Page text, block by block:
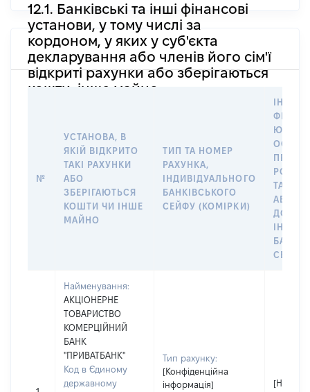
12.1. Банківські та інші фінансові
установи, у тому числі за
кордоном, у яких у суб'єкта
декларування або членів його сім'ї
відкриті рахунки або зберігаються
кошти, інше майно
№
УСТАНОВА, В
ЯКІЙ ВІДКРИТО
ТАКІ РАХУНКИ
АБО
ЗБЕРІГАЮТЬСЯ
КОШТИ ЧИ ІНШЕ
МАЙНО
ТИП ТА НОМЕР
РАХУНКА,
ІНДИВІДУАЛЬНОГО
БАНКІВСЬКОГО
СЕЙФУ (КОМІРКИ)
ПРАВО
ТАКИМ
АБО
ДО
СЕЙФУ
Найменування:
АКЦІОНЕРНЕ
ТОВАРИСТВО
КОМЕРЦІЙНИЙ
БАНК
"ПРИВАТБАНК"
Код в Єдиному
державному
Тип рахунку:
[Конфіденційна
інформація]
[Не